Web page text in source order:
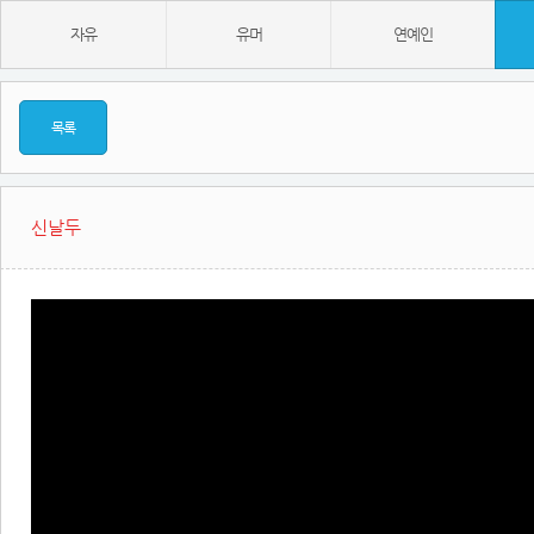
자유 유머 연예인
목록
신날두